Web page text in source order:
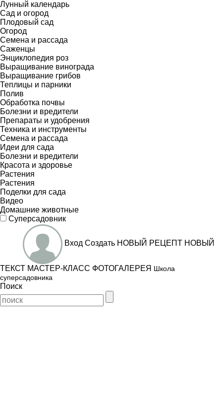
Лунный календарь
Сад и огород
Плодовый сад
Огород
Семена и рассада
Саженцы
Энциклопедия роз
Выращивание винограда
Выращивание грибов
Теплицы и парники
Полив
Обработка почвы
Болезни и вредители
Препараты и удобрения
Техника и инструменты
Семена и рассада
Идеи для сада
Болезни и вредители
Красота и здоровье
Растения
Растения
Поделки для сада
Видео
Домашние животные
Суперсадовник
Вход Создать НОВЫЙ РЕЦЕПТ НОВЫЙ
ТЕКСТ МАСТЕР-КЛАСС ФОТОГАЛЕРЕЯ Школа
суперсадовника
Поиск